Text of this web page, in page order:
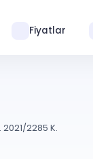
Fiyatlar
2285 K.